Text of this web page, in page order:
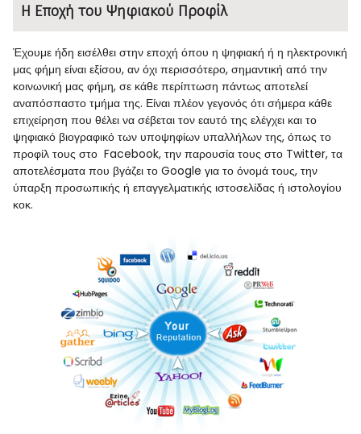
Η Εποχή του Ψηφιακού Προφίλ
Έχουμε ήδη εισέλθει στην εποχή όπου η ψηφιακή ή η ηλεκτρονική
μας φήμη είναι εξίσου, αν όχι περισσότερο, σημαντική από την
κοινωνική μας φήμη, σε κάθε περίπτωση πάντως αποτελεί
αναπόσπαστο τμήμα της. Είναι πλέον γεγονός ότι σήμερα κάθε
επιχείρηση που θέλει να σέβεται τον εαυτό της ελέγχει και το
ψηφιακό βιογραφικό των υποψηφίων υπαλλήλων της, όπως το
προφίλ τους στο Facebook, την παρουσία τους στο Twitter, τα
αποτελέσματα που βγάζει το Google για το όνομά τους, την
ύπαρξη προσωπικής ή επαγγελματικής ιστοσελίδας ή ιστολογίου
κοκ.